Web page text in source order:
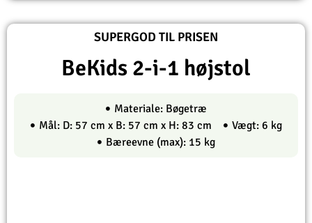
SUPERGOD TIL PRISEN
BeKids 2-i-1 højstol
Materiale: Bøgetræ
Mål: D: 57 cm x B: 57 cm x H: 83 cm
Vægt: 6 kg
Bæreevne (max): 15 kg